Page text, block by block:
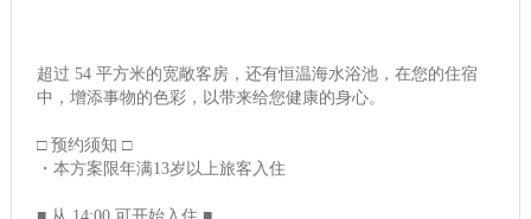
超过 54 平方米的宽敞客房，还有恒温海水浴池，在您的住宿
中，增添事物的色彩，以带来给您健康的身心。
□ 预约须知 □
・本方案限年满13岁以上旅客入住